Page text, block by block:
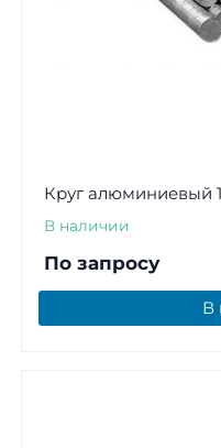
Круг алюминиевый
В наличии
По запросу
В